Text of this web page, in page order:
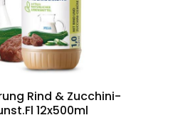
Rind & Zucchini-
12x500ml